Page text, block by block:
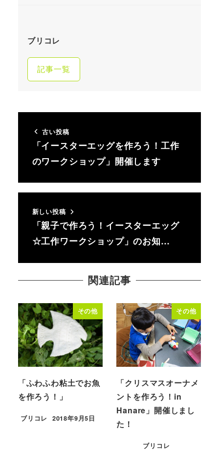
ブリコレ
記事一覧
古い投稿
「イースターエッグを作ろう！工作
のワークショップ」開催します
新しい投稿
「親子で作ろう！イースターエッグ
☆工作ワークショップ」のお知…
関連記事
その他
「ふわふわ粘土でお魚
を作ろう！」
ブリコレ
投稿日
2018年9月5日
その他
「クリスマスオーナメ
ントを作ろう！in
Hanare」開催しまし
た！
ブリコレ